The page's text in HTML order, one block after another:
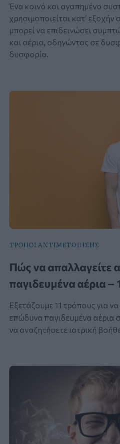
Ένα κοινό και αγαπημένο
χρησιμοποιείται κατ' εξοχήν
μπορεί να επιδεινώσει
και αέρια, οδηγώντας σε
δυσφορία.
ΤΡΟΠΟΙ ΑΝΤΙΜΕΤΩΠΙΣΗΣ
Πώς να απαλλαγείτε
παγιδευμένα αέρια –
Εξετάζουμε 11 τρόπους για
επώδυνα παγιδευμένα αέρια
να αναζητήσετε ιατρική